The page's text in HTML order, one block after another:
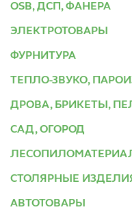
OSB, ДСП, ФАНЕРА
ЭЛЕКТРОТОВАРЫ
ФУРНИТУРА
ТЕПЛО-ЗВУКО,
ДРОВА, БРИКЕТЫ,
САД, ОГОРОД
СТОЛЯРНЫЕ
АВТОТОВАРЫ